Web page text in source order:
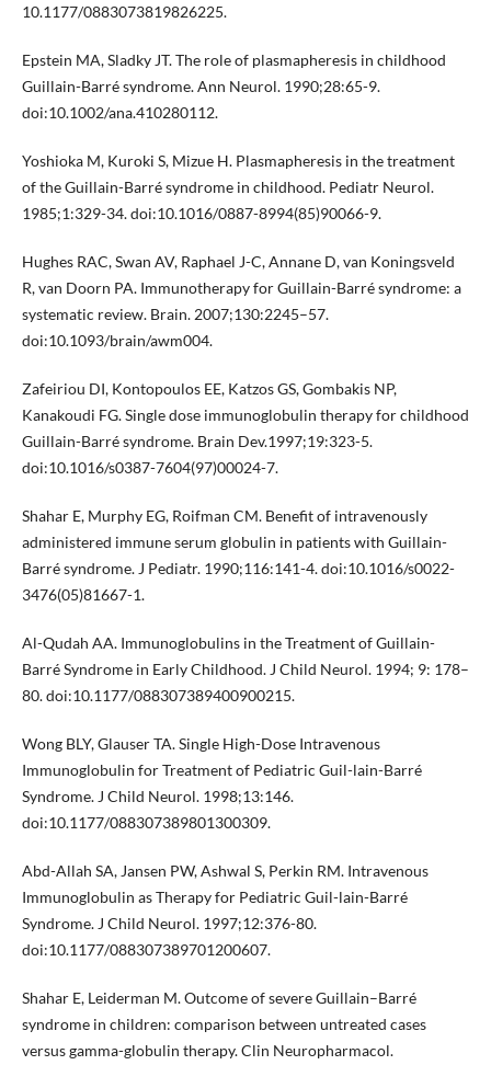
10.1177/0883073819826225.
Epstein MA, Sladky JT. The role of plasmapheresis in childhood
Guillain-Barré syndrome. Ann Neurol. 1990;28:65-9.
doi:10.1002/ana.410280112.
Yoshioka M, Kuroki S, Mizue H. Plasmapheresis in the treatment
of the Guillain-Barré syndrome in childhood. Pediatr Neurol.
1985;1:329-34. doi:10.1016/0887-8994(85)90066-9.
Hughes RAC, Swan AV, Raphael J-C, Annane D, van Koningsveld
R, van Doorn PA. Immunotherapy for Guillain-Barré syndrome: a
systematic review. Brain. 2007;130:2245–57.
doi:10.1093/brain/awm004.
Zafeiriou DI, Kontopoulos EE, Katzos GS, Gombakis NP,
Kanakoudi FG. Single dose immunoglobulin therapy for childhood
Guillain-Barré syndrome. Brain Dev.1997;19:323-5.
doi:10.1016/s0387-7604(97)00024-7.
Shahar E, Murphy EG, Roifman CM. Benefit of intravenously
administered immune serum globulin in patients with Guillain-
Barré syndrome. J Pediatr. 1990;116:141-4. doi:10.1016/s0022-
3476(05)81667-1.
Al-Qudah AA. Immunoglobulins in the Treatment of Guillain-
Barré Syndrome in Early Childhood. J Child Neurol. 1994; 9: 178–
80. doi:10.1177/088307389400900215.
Wong BLY, Glauser TA. Single High-Dose Intravenous
Immunoglobulin for Treatment of Pediatric Guil-lain-Barré
Syndrome. J Child Neurol. 1998;13:146.
doi:10.1177/088307389801300309.
Abd-Allah SA, Jansen PW, Ashwal S, Perkin RM. Intravenous
Immunoglobulin as Therapy for Pediatric Guil-lain-Barré
Syndrome. J Child Neurol. 1997;12:376-80.
doi:10.1177/088307389701200607.
Shahar E, Leiderman M. Outcome of severe Guillain–Barré
syndrome in children: comparison between untreated cases
versus gamma-globulin therapy. Clin Neuropharmacol.